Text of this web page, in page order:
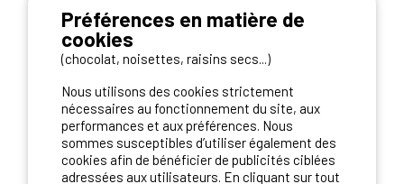
Abonnez-vous à la newsletter
dès aujourd'hui
NOS PARTENAIRES
Préférences en matière de
cookies
(chocolat, noisettes, raisins secs...)
Nous utilisons des cookies strictement
nécessaires au fonctionnement du site, aux
performances et aux préférences. Nous
sommes susceptibles d’utiliser également des
cookies afin de bénéficier de publicités ciblées
adressées aux utilisateurs. En cliquant sur tout